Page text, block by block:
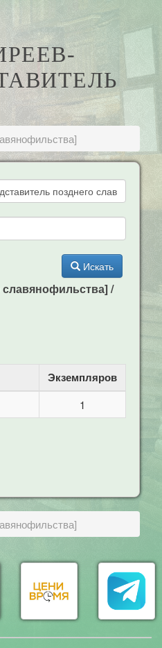
Искать
/
Экземпляров
1